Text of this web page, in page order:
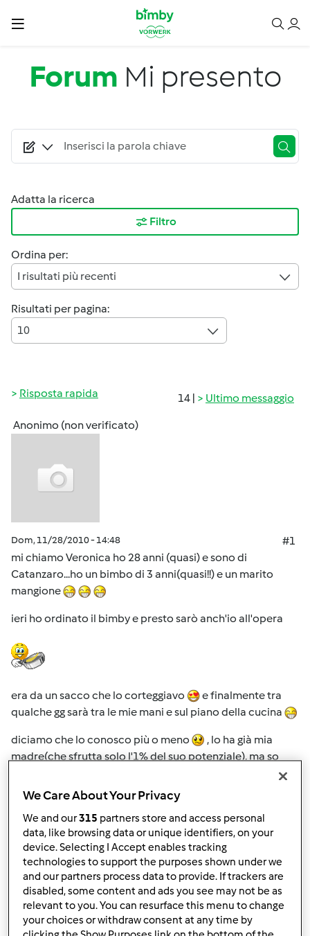
Salta al contenuto principale
Forum Mi presento
Adatta la ricerca
Filtro
Ordina per:
I risultati più recenti
Risultati per pagina:
10
14 | Ultimo messaggio
Risposta rapida
Anonimo (non verificato)
Dom, 11/28/2010 - 14:48
#1
mi chiamo Veronica ho 28 anni (quasi) e sono di
Catanzaro...ho un bimbo di 3 anni(quasi!!) e un marito
mangione
ieri ho ordinato il bimby e presto sarò anch'io all'opera
era da un sacco che lo corteggiavo
e finalmente tra
qualche gg sarà tra le mie mani e sul piano della cucina
diciamo che lo conosco più o meno
, lo ha già mia
madre(che sfrutta solo l'1% del suo potenziale), ma so
che per diventare brava e renderlo efficiente al max devo
esercitarmi... mi aiutate vero?!
ciao ciao
In cima
Accedi o registratiper poter commentare
We Care About Your Privacy
We and our315 partners store and access personal
data, like browsing data or unique identifiers, on your
device. Selecting I Accept enables tracking
technologies to support the purposes shown under we
and our partners process data to provide. If trackers are
disabled, some content and ads you see may not be as
relevant to you. You can resurface this menu to change
your choices or withdraw consent at any time by